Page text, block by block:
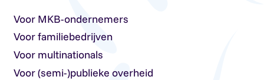
Voor MKB-ondernemers
Voor familiebedrijven
Voor multinationals
Voor (semi-)publieke overheid